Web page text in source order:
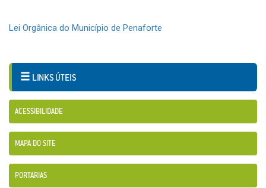
Lei Orgânica do Município de Penaforte
LINKS ÚTEIS
ACESSIBILIDADE
MAPA DO SITE
PORTARIAS